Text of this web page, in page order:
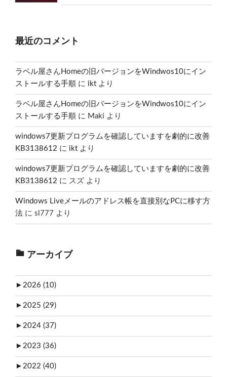
最近のコメント
ラベル屋さんHomeの旧バージョンをWindwos10にイン
ストールする手順 に ikt より
ラベル屋さんHomeの旧バージョンをWindwos10にイン
ストールする手順 に Maki より
windows7更新プログラムを確認していますを劇的に改善
KB3138612 に ikt より
windows7更新プログラムを確認していますを劇的に改善
KB3138612 に スズ より
Windows Liveメールのアドレス帳を直接別なPCに移す方
法 に sl777 より
アーカイブ
► 2026 (10)
► 2025 (29)
► 2024 (37)
► 2023 (36)
► 2022 (40)